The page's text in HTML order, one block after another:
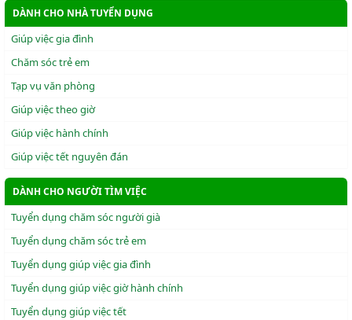
DÀNH CHO NHÀ TUYỂN DỤNG
Giúp việc gia đình
Chăm sóc trẻ em
Tạp vụ văn phòng
Giúp việc theo giờ
Giúp việc hành chính
Giúp việc tết nguyên đán
DÀNH CHO NGƯỜI TÌM VIỆC
Tuyển dụng chăm sóc người già
Tuyển dụng chăm sóc trẻ em
Tuyển dụng giúp việc gia đình
Tuyển dụng giúp việc giờ hành chính
Tuyển dụng giúp việc tết